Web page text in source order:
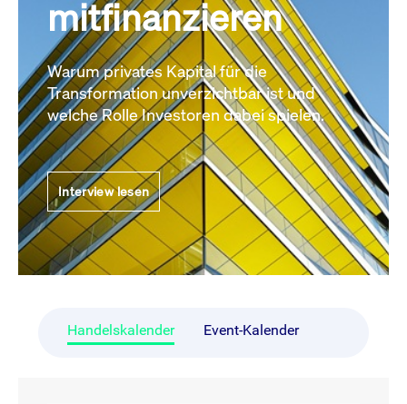
mitfinanzieren
Warum privates Kapital für die
Transformation unverzichtbar ist und
welche Rolle Investoren dabei spielen.
Interview lesen
Handelskalender Event-Kalender